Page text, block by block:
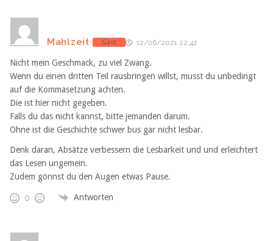
Mahlzeit Gast 12/06/2021 22:42
Nicht mein Geschmack, zu viel Zwang.
Wenn du einen dritten Teil rausbringen willst, musst du unbedingt
auf die Kommasetzung achten.
Die ist hier nicht gegeben.
Falls du das nicht kannst, bitte jemanden darum.
Ohne ist die Geschichte schwer bus gar nicht lesbar.
Denk daran, Absätze verbessern die Lesbarkeit und und erleichtert
das Lesen ungemein.
Zudem gönnst du den Augen etwas Pause.
0 Antworten